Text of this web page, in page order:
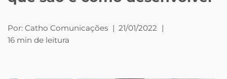
Por: Catho Comunicações | 21/01/2022 |
16 min de leitura